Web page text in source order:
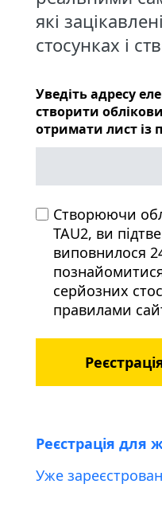
які
стосунках і
Уведіть адресу
створити
отримати лист із
Створюючи
TAU2, ви
виповнилося
серйозних
правилами
Реєстрація для
Уже